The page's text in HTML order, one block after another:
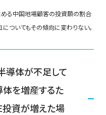
る中国地場顧客の投資額の割合
ついてもその傾向に変わりない。
導体が不足して
体を増産するた
投資が増えた場